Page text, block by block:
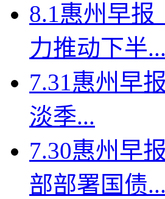
8.1惠州早报
力推动下半...
7.31惠州早
淡季...
7.30惠州早
部部署国债...